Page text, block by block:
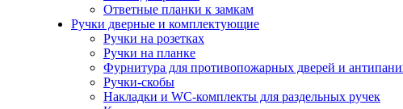
Ответные планки к замкам
Ручки дверные и комплектующие
Ручки на розетках
Ручки на планке
Фурнитура для противопожарных дверей и
Ручки-скобы
Накладки и WC-комплекты для раздельных ручек